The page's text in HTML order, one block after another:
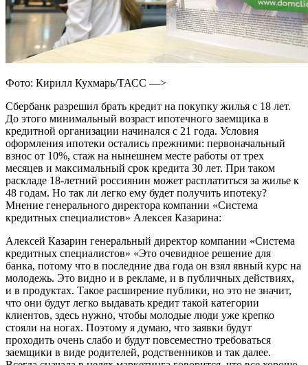
Фото: Кирилл Кухмарь/ТАСС —>
Сбербанк разрешил брать кредит на покупку жилья с 18 лет.
До этого минимальный возраст ипотечного заемщика в
кредитной организации начинался с 21 года. Условия
оформления ипотеки остались прежними: первоначальный
взнос от 10%, стаж на нынешнем месте работы от трех
месяцев и максимальный срок кредита 30 лет. При таком
раскладе 18-летний россиянин может расплатиться за жилье к
48 годам. Но так ли легко ему будет получить ипотеку?
Мнение генерального директора компании «Система
кредитных специалистов» Алексея Казарина:
Алексей Казарин генеральный директор компании «Система
кредитных специалистов» «Это очевидное решение для
банка, потому что в последние два года он взял явный курс на
молодежь. Это видно и в рекламе, и в публичных действиях,
и в продуктах. Такое расширение публики, но это не значит,
что они будут легко выдавать кредит такой категории
клиентов, здесь нужно, чтобы молодые люди уже крепко
стояли на ногах. Поэтому я думаю, что заявки будут
проходить очень слабо и будут повсеместно требоваться
заемщики в виде родителей, родственников и так далее.